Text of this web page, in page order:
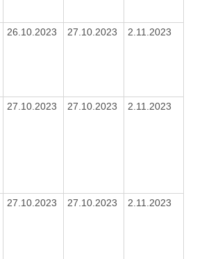
26.10.2023 27.10.2023 2.11.2023
27.10.2023 27.10.2023 2.11.2023
27.10.2023 27.10.2023 2.11.2023